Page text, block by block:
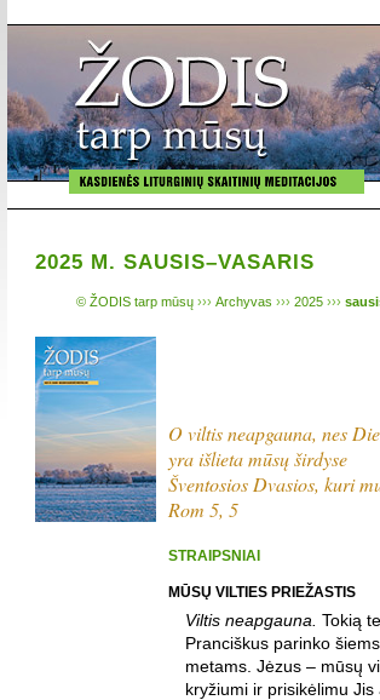
2025 M. SAUSIS–VASARIS
© ŽODIS tarp mūsų ››› Archyvas ››› 2025 ›››
O viltis neapgauna, nes
yra išlieta mūsų širdyse
Šventosios Dvasios, kuri
Rom 5, 5
STRAIPSNIAI
MŪSŲ VILTIES PRIEŽASTIS
Viltis neapgauna. Tokią
Pranciškus parinko
metams. Jėzus – mūsų
kryžiumi ir prisikėlimu